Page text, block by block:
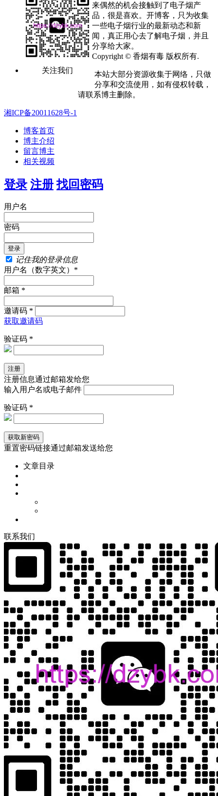
关注我们
来偶然的机会接触到了电子烟产
品，很是喜欢。开博客，只为收集
一些电子烟行业的最新动态和新
闻，真正用心去了解电子烟，并且
分享给大家。
Copyright © 香烟有毒 版权所有.
本站大部分资源收集于网络，只做
分享和交流使用，如有侵权转载，
请联系博主删除。
湘ICP备20011628号-1
博客首页
博主介绍
留言博主
相关视频
登录 注册 找回密码
用户名
密码
记住我的登录信息
用户名（数字英文）*
邮箱 *
邀请码 *
获取邀请码
验证码 *
注册信息通过邮箱发给您
输入用户名或电子邮件
验证码 *
重置密码链接通过邮箱发送给您
文章目录
联系我们